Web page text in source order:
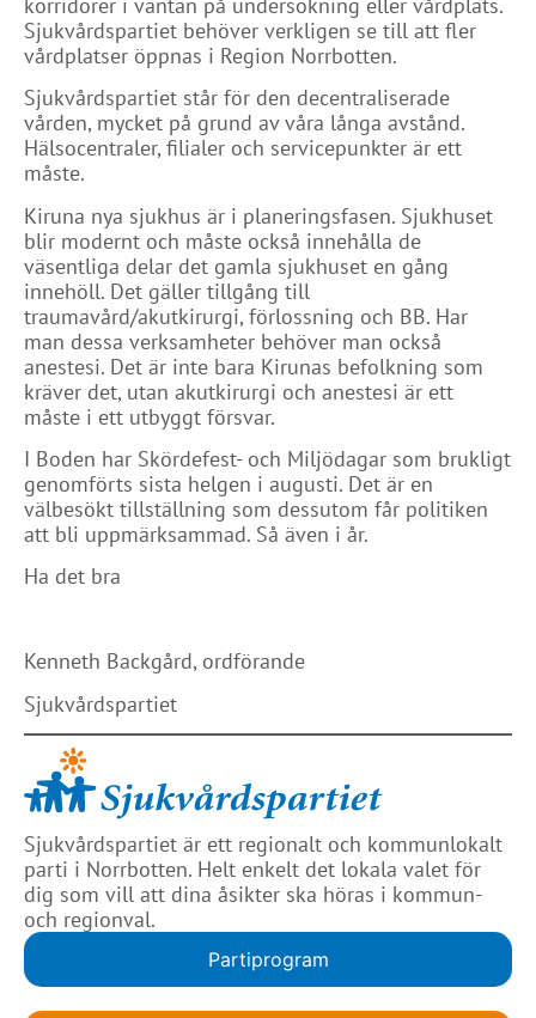
Sjukvårdspartiet behöver verkligen se till att fler
vårdplatser öppnas i Region Norrbotten.
Sjukvårdspartiet står för den decentraliserade
vården, mycket på grund av våra långa avstånd.
Hälsocentraler, filialer och servicepunkter är ett
måste.
Kiruna nya sjukhus är i planeringsfasen. Sjukhuset
blir modernt och måste också innehålla de
väsentliga delar det gamla sjukhuset en gång
innehöll. Det gäller tillgång till
traumavård/akutkirurgi, förlossning och BB. Har
man dessa verksamheter behöver man också
anestesi. Det är inte bara Kirunas befolkning som
kräver det, utan akutkirurgi och anestesi är ett
måste i ett utbyggt försvar.
I Boden har Skördefest- och Miljödagar som brukligt
genomförts sista helgen i augusti. Det är en
välbesökt tillställning som dessutom får politiken
att bli uppmärksammad. Så även i år.
Ha det bra
Kenneth Backgård, ordförande
Sjukvårdspartiet
Sjukvårdspartiet är ett regionalt och kommunlokalt
parti i Norrbotten. Helt enkelt det lokala valet för
dig som vill att dina åsikter ska höras i kommun-
och regionval.
Partiprogram